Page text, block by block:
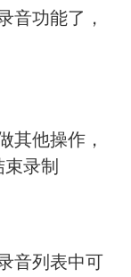
音功能了，
其他操作，
录制
音列表中可